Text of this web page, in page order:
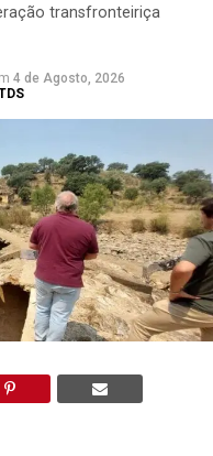
transfronteiriça
4 de Agosto, 2026